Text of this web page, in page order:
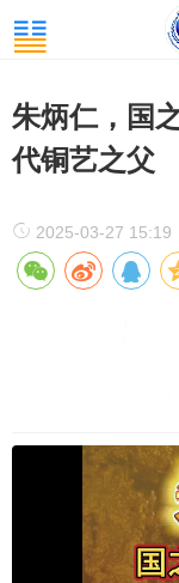
朱炳仁，国
代铜艺之父
2025-03-27 15:19